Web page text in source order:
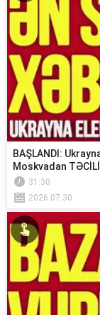
BAŞLANDI:
Moskvadan TƏCİLİ
31:30
2026.07.30